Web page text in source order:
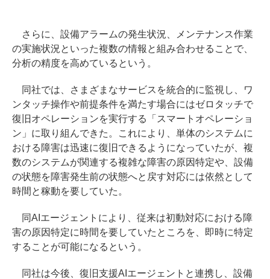
さらに、設備アラームの発生状況、メンテナンス作業
の実施状況といった複数の情報と組み合わせることで、
分析の精度を高めているという。
同社では、さまざまなサービスを統合的に監視し、ワ
ンタッチ操作や前提条件を満たす場合にはゼロタッチで
復旧オペレーションを実行する「スマートオペレーショ
ン」に取り組んできた。これにより、単体のシステムに
おける障害は迅速に復旧できるようになっていたが、複
数のシステムが関連する複雑な障害の原因特定や、設備
の状態を障害発生前の状態へと戻す対応には依然として
時間と稼動を要していた。
同AIエージェントにより、従来は初動対応における障
害の原因特定に時間を要していたところを、即時に特定
することが可能になるという。
同社は今後、復旧支援AIエージェントと連携し、設備